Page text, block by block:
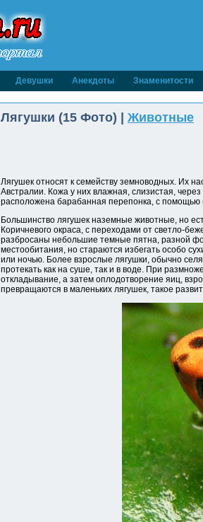
Девушки Анекдоты Знаменитости
Лягушки (15 Фото) | Животные
Лягушек относят к семейству земноводных. Их
Австралии. Кожа у них влажная, слизистая,
расположена барабанная перепонка, с помощью
Большинство лягушек наземные животные, но
Коричневого окраса, с переходами от светло-
разбросаны небольшие темные пятна, разной
местообитания, но стараются избегать особо
или ночью. Более взрослые лягушки, обычно
протекать как на суше, так и в воде. При
откладывание, а затем оплодотворение яиц,
превращаются в маленьких лягушек, такое